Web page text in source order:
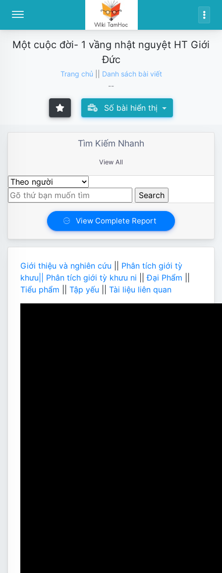
Một cuộc đời- 1 vầng nhật nguyệt HT Giới
Đức
Trang chủ
Danh sách bài viết
--
Số bài hiển thị
Tìm Kiếm Nhanh
View All
View Complete Report
Giới thiệu và nghiên cứu
Phân tích giới tỳ
khưu||
Phân tích giới tỳ khưu ni ||Đại Phẩm
Tiểu phẩm
Tập yếu Tài liệu liên quan